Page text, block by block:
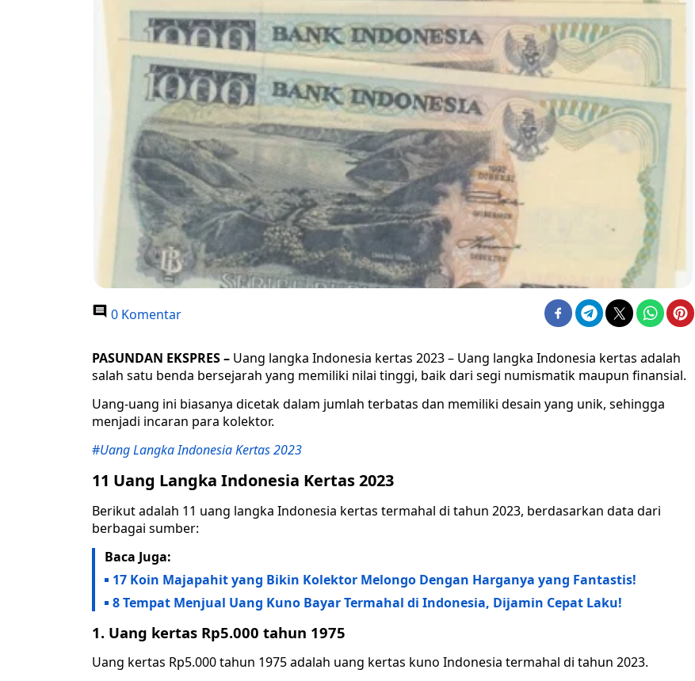
0 Komentar
PASUNDAN EKSPRES – Uang langka Indonesia kertas 2023 – Uang langka Indonesia kertas adalah
salah satu benda bersejarah yang memiliki nilai tinggi, baik dari segi numismatik maupun finansial.
Uang-uang ini biasanya dicetak dalam jumlah terbatas dan memiliki desain yang unik, sehingga
menjadi incaran para kolektor.
#Uang Langka Indonesia Kertas 2023
11 Uang Langka Indonesia Kertas 2023
Berikut adalah 11 uang langka Indonesia kertas termahal di tahun 2023, berdasarkan data dari
berbagai sumber:
Baca Juga:
17 Koin Majapahit yang Bikin Kolektor Melongo Dengan Harganya yang Fantastis!
8 Tempat Menjual Uang Kuno Bayar Termahal di Indonesia, Dijamin Cepat Laku!
1. Uang kertas Rp5.000 tahun 1975
Uang kertas Rp5.000 tahun 1975 adalah uang kertas kuno Indonesia termahal di tahun 2023.